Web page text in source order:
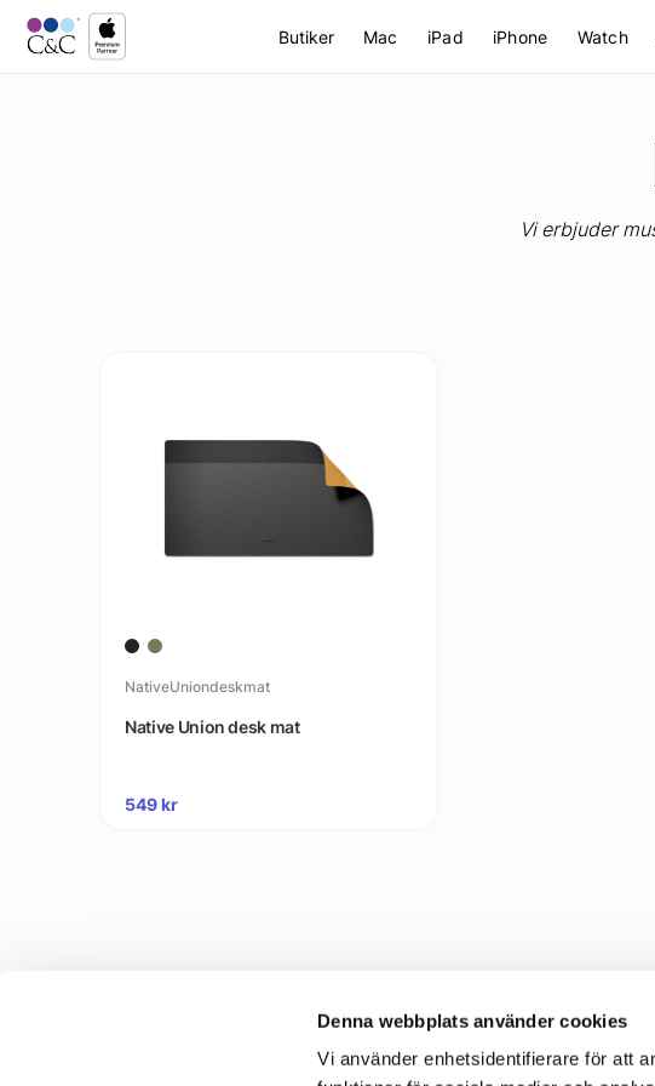
Denna webbplats använder cookies
Vi använder enhetsidentifierare för att
Butiker Mac iPad iPhone Watch
Vi erbjuder
NativeUniondeskmat
Native Union desk mat
549kr
C&C